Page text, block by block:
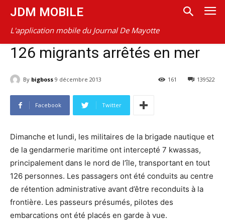
JDM MOBILE
L'application mobile du Journal De Mayotte
126 migrants arrêtés en mer
By bigboss 9 décembre 2013 139522
161
Facebook Twitter
Dimanche et lundi, les militaires de la brigade nautique et
de la gendarmerie maritime ont intercepté 7 kwassas,
principalement dans le nord de l’île, transportant en tout
126 personnes. Les passagers ont été conduits au centre
de rétention administrative avant d’être reconduits à la
frontière. Les passeurs présumés, pilotes des
embarcations ont été placés en garde à vue.